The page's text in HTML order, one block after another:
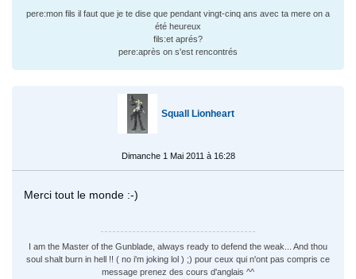
pere:mon fils il faut que je te dise que pendant vingt-cinq ans avec ta mere on a
été heureux
fils:et aprés?
pere:après on s'est rencontrés
Squall Lionheart
Dimanche 1 Mai 2011 à 16:28
Merci tout le monde :-)
I am the Master of the Gunblade, always ready to defend the weak... And thou
soul shalt burn in hell !! ( no i'm joking lol ) ;) pour ceux qui n'ont pas compris ce
message prenez des cours d'anglais ^^